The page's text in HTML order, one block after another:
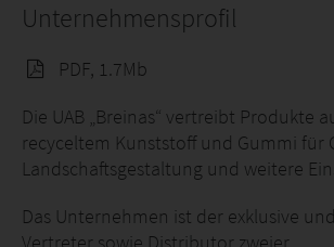
Unternehmensprofil
PDF, 1.7Mb
Die UAB „Breinas“ vertreibt Produkte
recyceltem Kunststoff und Gummi für
Landschaftsgestaltung und weitere
Das Unternehmen ist der exklusive